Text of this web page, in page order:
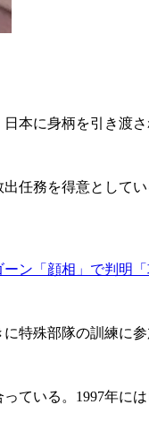
本に身柄を引き渡さ
務を得意として
ーン「顔相」で判明
殊部隊の訓練に
いる。1997年に